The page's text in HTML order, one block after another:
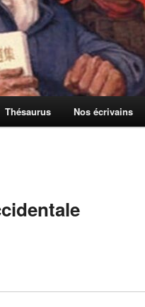
Thésaurus Nos écrivains